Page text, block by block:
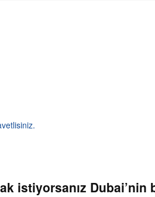
istiyorsanız Dubai’nin